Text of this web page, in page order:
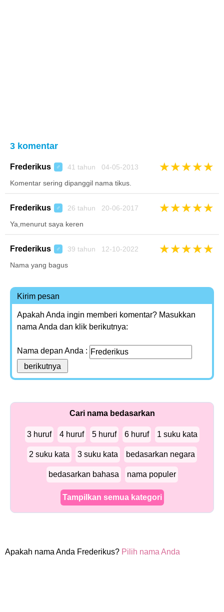
3 komentar
Frederikus ♂ 41 tahun 04-05-2013 ★★★★★
Komentar sering dipanggil nama tikus.
Frederikus ♂ 26 tahun 20-06-2017 ★★★★★
Ya,menurut saya keren
Frederikus ♂ 39 tahun 12-10-2022 ★★★★★
Nama yang bagus
Kirim pesan
Apakah Anda ingin memberi komentar? Masukkan
nama Anda dan klik berikutnya:
Nama depan Anda :
Cari nama bedasarkan
3 huruf 4 huruf 5 huruf 6 huruf 1 suku kata
2 suku kata 3 suku kata bedasarkan negara
bedasarkan bahasa nama populer
Tampilkan semua kategori
Apakah nama Anda Frederikus? Pilih nama Anda